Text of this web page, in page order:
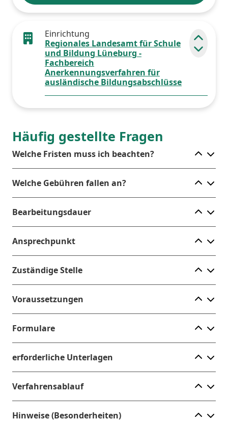
Einrichtung
Regionales Landesamt für Schule
und Bildung Lüneburg -
Fachbereich
Anerkennungsverfahren für
ausländische Bildungsabschlüsse
Häufig gestellte Fragen
Welche Fristen muss ich beachten?
Welche Gebühren fallen an?
Bearbeitungsdauer
Ansprechpunkt
Zuständige Stelle
Voraussetzungen
Formulare
erforderliche Unterlagen
Verfahrensablauf
Hinweise (Besonderheiten)